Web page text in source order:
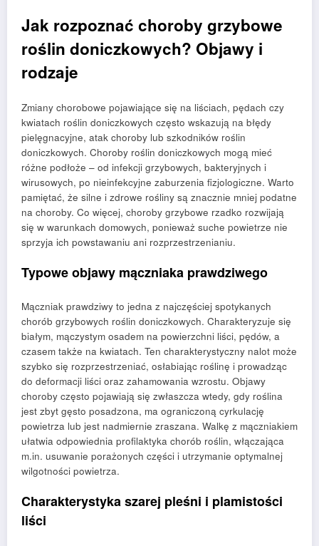
Jak rozpoznać choroby grzybowe
roślin doniczkowych? Objawy i
rodzaje
Zmiany chorobowe pojawiające się na liściach, pędach czy
kwiatach roślin doniczkowych często wskazują na błędy
pielęgnacyjne, atak choroby lub szkodników roślin
doniczkowych. Choroby roślin doniczkowych mogą mieć
różne podłoże – od infekcji grzybowych, bakteryjnych i
wirusowych, po nieinfekcyjne zaburzenia fizjologiczne. Warto
pamiętać, że silne i zdrowe rośliny są znacznie mniej podatne
na choroby. Co więcej, choroby grzybowe rzadko rozwijają
się w warunkach domowych, ponieważ suche powietrze nie
sprzyja ich powstawaniu ani rozprzestrzenianiu.
Typowe objawy mączniaka prawdziwego
Mączniak prawdziwy to jedna z najczęściej spotykanych
chorób grzybowych roślin doniczkowych. Charakteryzuje się
białym, mączystym osadem na powierzchni liści, pędów, a
czasem także na kwiatach. Ten charakterystyczny nalot może
szybko się rozprzestrzeniać, osłabiając roślinę i prowadząc
do deformacji liści oraz zahamowania wzrostu. Objawy
choroby często pojawiają się zwłaszcza wtedy, gdy roślina
jest zbyt gęsto posadzona, ma ograniczoną cyrkulację
powietrza lub jest nadmiernie zraszana. Walkę z mączniakiem
ułatwia odpowiednia profilaktyka chorób roślin, włączająca
m.in. usuwanie porażonych części i utrzymanie optymalnej
wilgotności powietrza.
Charakterystyka szarej pleśni i plamistości
liści